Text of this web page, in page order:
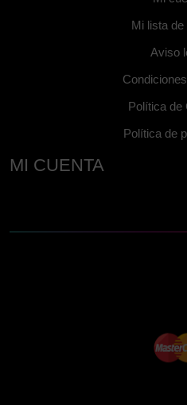
Mi lista de
Aviso
Política de
Política de
MI CUENTA